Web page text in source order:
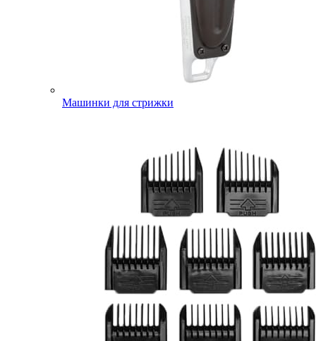
Машинки для стрижки